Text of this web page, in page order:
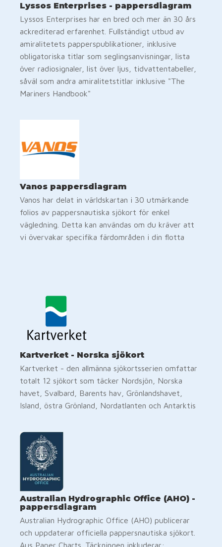
Lyssos Enterprises - pappersdiagram
Lyssos Enterprises har en bred och mer än 30 års
ackrediterad erfarenhet. Fullständigt utbud av
amiralitetets papperspublikationer, inklusive
obligatoriska titlar som seglingsanvisningar, lista
över radiosignaler, list över ljus, tidvattentabeller,
såväl som andra amiralitetstitlar inklusive "The
Mariners Handbook"
Vanos pappersdiagram
Vanos har delat in världskartan i 30 utmärkande
folios av pappersnautiska sjökort för enkel
vägledning. Detta kan användas om du kräver att
vi övervakar specifika färdområden i din flotta
Kartverket - Norska sjökort
Kartverket - den allmänna sjökortsserien omfattar
totalt 12 sjökort som täcker Nordsjön, Norska
havet, Svalbard, Barents hav, Grönlandshavet,
Island, östra Grönland, Nordatlanten och Antarktis
Australian Hydrographic Office (AHO) -
pappersdiagram
Australian Hydrographic Office (AHO) publicerar
och uppdaterar officiella pappersnautiska sjökort.
Aus Paper Charts. Täckningen inkluderar: